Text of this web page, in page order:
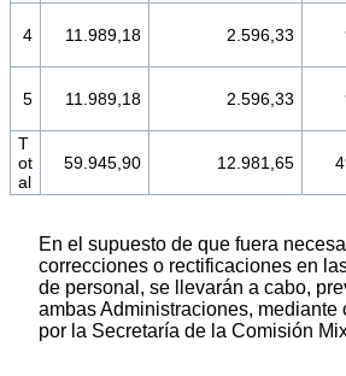
4 11.989,18 2.596,33
5 11.989,18 2.596,33
T
ot
al
59.945,90 12.981,65
En el supuesto de que fuera
correcciones o rectificaciones en
de personal, se llevarán a cabo,
ambas Administraciones, mediante
por la Secretaría de la Comisión